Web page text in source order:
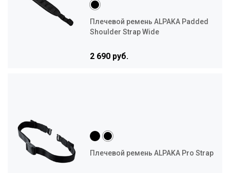
Плечевой ремень ALPAKA Padded
Shoulder Strap Wide
2 690 руб.
Плечевой ремень ALPAKA Pro Strap